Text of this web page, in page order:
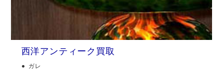
西洋アンティーク買取
ガレ